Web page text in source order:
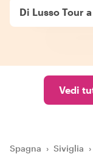
Di Lusso Tour
Vedi
Spagna › Siviglia ›